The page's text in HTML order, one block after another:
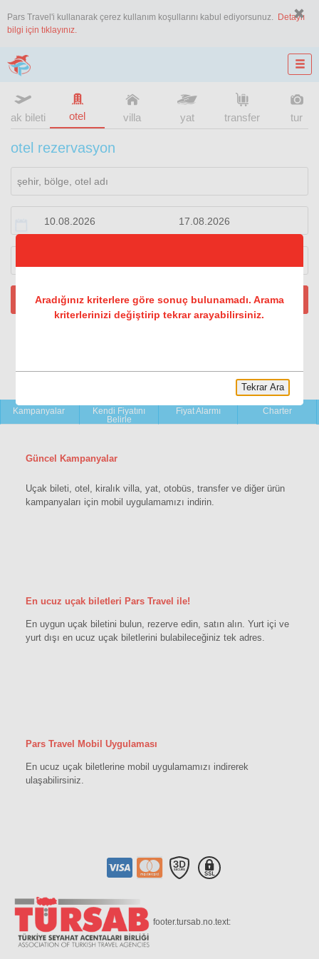
Pars Travel'i kullanarak çerez kullanım koşullarını kabul ediyorsunuz.
Detaylı
bilgi için tıklayınız.
uçak bileti otel villa yat transfer tur
otel rezervasyon
ARA
Kampanyalar
Kendi Fiyatını
Belirle
Fiyat Alarmı Charter
Güncel Kampanyalar
Uçak bileti, otel, kiralık villa, yat, otobüs, transfer ve diğer ürün
kampanyaları için mobil uygulamamızı indirin.
En ucuz uçak biletleri Pars Travel ile!
En uygun uçak biletini bulun, rezerve edin, satın alın. Yurt içi ve
yurt dışı en ucuz uçak biletlerini bulabileceğiniz tek adres.
Pars Travel Mobil Uygulaması
En ucuz uçak biletlerine mobil uygulamamızı indirerek
ulaşabilirsiniz.
footer.tursab.no.text:
Aradığınız kriterlere göre sonuç bulunamadı. Arama
kriterlerinizi değiştirip tekrar arayabilirsiniz.
Tekrar Ara